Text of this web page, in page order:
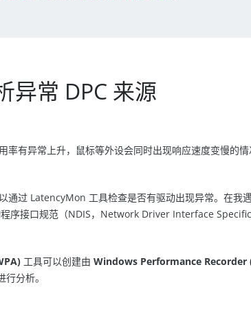
常 DPC 来源
有异常上升，鼠标等外设会同时出现响应速度变慢的
通过 LatencyMon 工具检查是否有驱动出现异常。在我
序接口规范（NDIS，Network Driver Interface
工具可以创建由 Windows Performance Recorder
分析。